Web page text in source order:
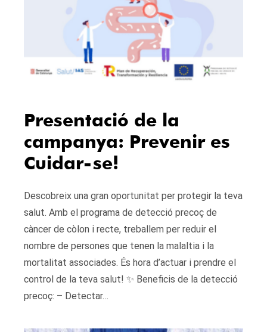
Presentació de la
campanya: Prevenir es
Cuidar-se!
Descobreix una gran oportunitat per protegir la teva
salut. Amb el programa de detecció precoç de
càncer de còlon i recte, treballem per reduir el
nombre de persones que tenen la malaltia i la
mortalitat associades. És hora d’actuar i prendre el
control de la teva salut!​ ✨ Beneficis de la detecció
precoç:​ – Detectar…